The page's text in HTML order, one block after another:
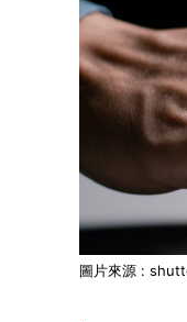
圖片來源 :